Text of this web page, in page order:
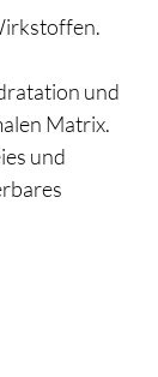
und
Matrix.
und